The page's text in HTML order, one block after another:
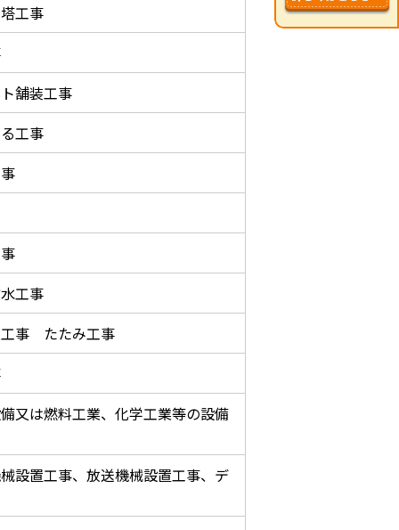
工事
舗装工事
工事
工事
工事 たたみ工事
又は燃料工業、化学工業等の設備
設置工事、放送機械設置工事、デ